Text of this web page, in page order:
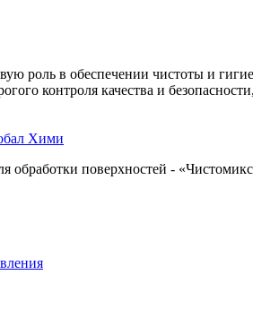
роль в обеспечении чистоты и
контроля качества и
Хими
обработки поверхностей -